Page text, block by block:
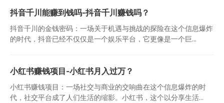
抖音千川能赚到钱吗-抖音千川赚钱吗？
抖音千川的金钱密码：一场关于机遇与挑战的探险在这个信息爆炸
的时代，抖音已经不仅仅是一个娱乐平台，它更像是一个巨...
小红书赚钱项目-小红书月入过万？
小红书赚钱项目：一场社交与商业的交响曲在这个信息爆炸的时
代，社交平台成了人们生活的缩影。小红书，这个以分享生活...